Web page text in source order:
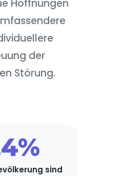
Hoffnungen
der
Störung.
sind